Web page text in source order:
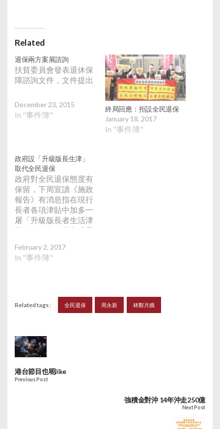
Related
退保兩方案展諮詢
扶貧委員會發表退休保
障諮詢文件，文件提出
December 23, 2015
In "事件簿"
終局回應：拒設全民退保
January 18, 2017
In "事件簿"
政府設「升級版長生津」
取代全民退保
政府對全民退保態度有
保留，下周宣讀《施政
報告》有消息指在現行
長者各項津貼中加多一
屠「升級版長者生活津
貼」，可令全港六成長
保。據了解，當局在多
次於扶貧委員會稱「全
有穩定資源實行全民退
保。 政府推出「升級版
近綜援的金額，現時的
長者授助對資產限制太
本」才夠資格申請。田
February 2, 2017
In "事件簿"
Related tags : 全民退保 周永新 林鄭月娥
港台節目也呃like
Previous Post
強積金對沖 14年沖走250億
Next Post